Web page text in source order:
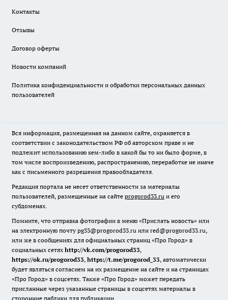
Контакты
Отзывы
Договор оферты
Новости компаний
Политика конфиденциальности и обработки персональных данных
пользователей
Вся информация, размещенная на данном сайте, охраняется в
соответствии с законодательством РФ об авторском праве и не
подлежит использованию кем-либо в какой бы то ни было форме, в
том числе воспроизведению, распространению, переработке не иначе
как с письменного разрешения правообладателя.
Редакция портала не несет ответственности за материалы
пользователей, размещенные на сайте progorod33.ru и его
субдоменах.
Помните, что отправка фотографии в меню «Прислать новость» или
на электронную почту pg33@progorod33.ru или red@progorod33.ru,
или же в сообщениях для официальных страниц «Про Город» в
социальных сетях http://vk.com/progorod33,
https://ok.ru/progorod33, https://t.me/progorod_33, автоматически
будет являться согласием на их размещение на сайте и на страницах
«Про Город» в соцсетях. Также «Про Город» может передать
присланные через указанные страницы в соцсетях материалы в
сторонние паблики для публикации.